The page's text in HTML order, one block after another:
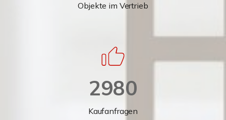
Objekte im Vertrieb
2980
Kaufanfragen